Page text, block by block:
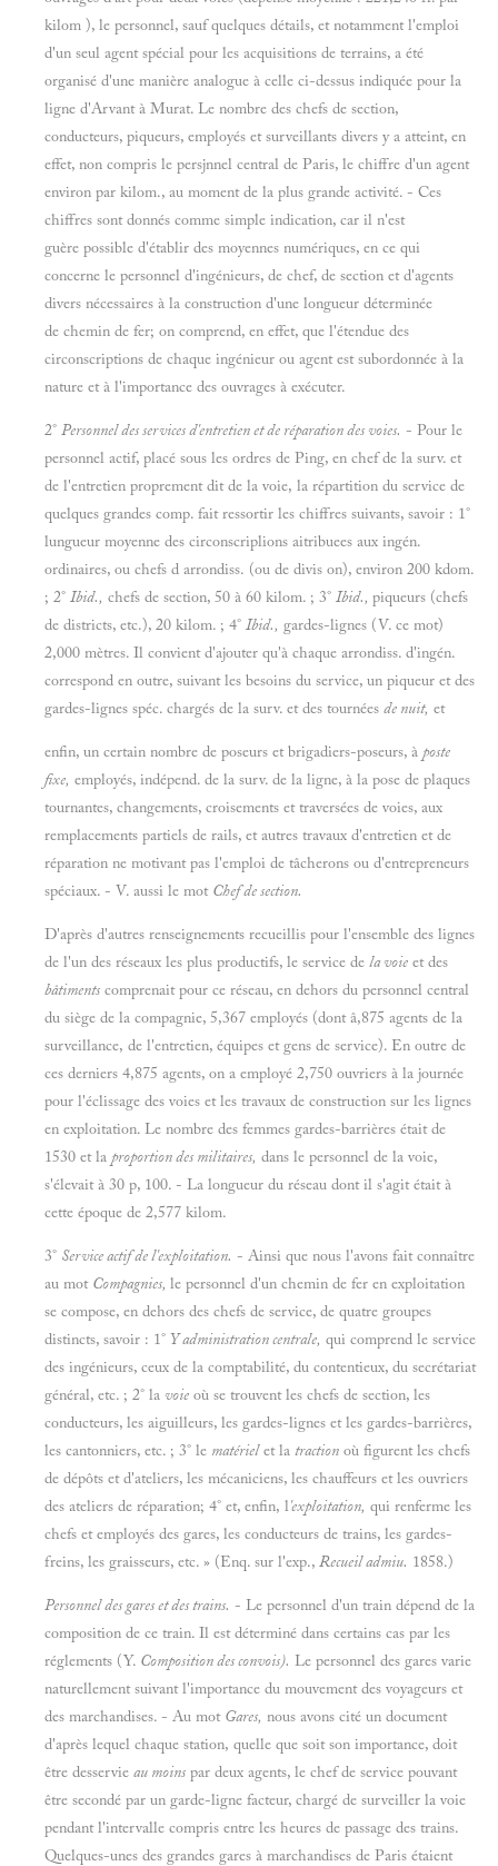
kilom ), le personnel, sauf quelques détails, et notamment l'emploi
d'un seul agent spécial pour les acquisitions de terrains, a été
organisé d'une manière analogue à celle ci-dessus indiquée pour la
ligne d'Arvant à Murat. Le nombre des chefs de section,
conducteurs, piqueurs, employés et surveillants divers y a atteint, en
effet, non compris le persjnnel central de Paris, le chiffre d'un agent
environ par kilom., au moment de la plus grande activité. - Ces
chiffres sont donnés comme simple indication, car il n'est
guère possible d'établir des moyennes numériques, en ce qui
concerne le personnel d'ingénieurs, de chef, de section et d'agents
divers nécessaires à la construction d'une longueur déterminée
de chemin de fer; on comprend, en effet, que l'étendue des
circonscriptions de chaque ingénieur ou agent est subordonnée à la
nature et à l'importance des ouvrages à exécuter.
2° Personnel des services d'entretien et de réparation des voies. - Pour le
personnel actif, placé sous les ordres de Ping, en chef de la surv. et
de l'entretien proprement dit de la voie, la répartition du service de
quelques grandes comp. fait ressortir les chiffres suivants, savoir : 1°
lungueur moyenne des circonscriplions aitribuees aux ingén.
ordinaires, ou chefs d arrondiss. (ou de divis on), environ 200 kdom.
; 2° Ibid., chefs de section, 50 à 60 kilom. ; 3° Ibid., piqueurs (chefs
de districts, etc.), 20 kilom. ; 4° Ibid., gardes-lignes (V. ce mot)
2,000 mètres. Il convient d'ajouter qu'à chaque arrondiss. d'ingén.
correspond en outre, suivant les besoins du service, un piqueur et des
gardes-lignes spéc. chargés de la surv. et des tournées de nuit, et
enfin, un certain nombre de poseurs et brigadiers-poseurs, à poste
fixe, employés, indépend. de la surv. de la ligne, à la pose de plaques
tournantes, changements, croisements et traversées de voies, aux
remplacements partiels de rails, et autres travaux d'entretien et de
réparation ne motivant pas l'emploi de tâcherons ou d'entrepreneurs
spéciaux. - V. aussi le mot Chef de section.
D'après d'autres renseignements recueillis pour l'ensemble des lignes
de l'un des réseaux les plus productifs, le service de la voie et des
bâtiments comprenait pour ce réseau, en dehors du personnel central
du siège de la compagnie, 5,367 employés (dont â,875 agents de la
surveillance, de l'entretien, équipes et gens de service). En outre de
ces derniers 4,875 agents, on a employé 2,750 ouvriers à la journée
pour l'éclissage des voies et les travaux de construction sur les lignes
en exploitation. Le nombre des femmes gardes-barrières était de
1530 et la proportion des militaires, dans le personnel de la voie,
s'élevait à 30 p, 100. - La longueur du réseau dont il s'agit était à
cette époque de 2,577 kilom.
3° Service actif de l'exploitation. - Ainsi que nous l'avons fait connaître
au mot Compagnies, le personnel d'un chemin de fer en exploitation
se compose, en dehors des chefs de service, de quatre groupes
distincts, savoir : 1° Y administration centrale, qui comprend le service
des ingénieurs, ceux de la comptabilité, du contentieux, du secrétariat
général, etc. ; 2° la voie où se trouvent les chefs de section, les
conducteurs, les aiguilleurs, les gardes-lignes et les gardes-barrières,
les cantonniers, etc. ; 3° le matérielet la traction où figurent les chefs
de dépôts et d'ateliers, les mécaniciens, les chauffeurs et les ouvriers
des ateliers de réparation; 4° et, enfin, l'exploitation, qui renferme les
chefs et employés des gares, les conducteurs de trains, les gardes-
freins, les graisseurs, etc. » (Enq. sur l'exp., Recueil admiu. 1858.)
Personnel des gares et des trains. - Le personnel d'un train dépend de la
composition de ce train. Il est déterminé dans certains cas par les
réglements (Y. Composition des convois). Le personnel des gares varie
naturellement suivant l'importance du mouvement des voyageurs et
des marchandises. - Au mot Gares, nous avons cité un document
d'après lequel chaque station, quelle que soit son importance, doit
être desservie au moins par deux agents, le chef de service pouvant
être secondé par un garde-ligne facteur, chargé de surveiller la voie
pendant l'intervalle compris entre les heures de passage des trains.
Quelques-unes des grandes gares à marchandises de Paris étaient